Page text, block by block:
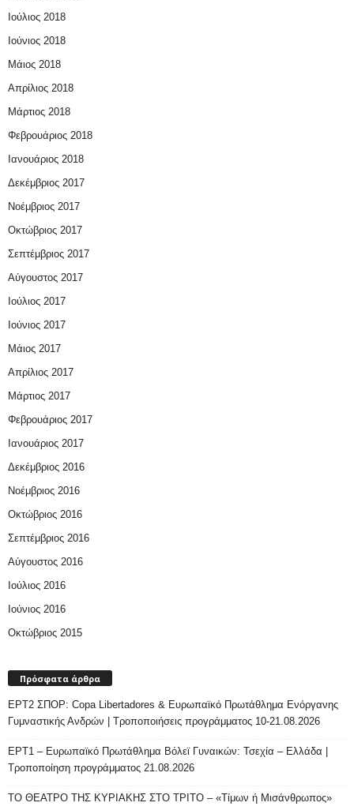
Ιούλιος 2018
Ιούνιος 2018
Μάιος 2018
Απρίλιος 2018
Μάρτιος 2018
Φεβρουάριος 2018
Ιανουάριος 2018
Δεκέμβριος 2017
Νοέμβριος 2017
Οκτώβριος 2017
Σεπτέμβριος 2017
Αύγουστος 2017
Ιούλιος 2017
Ιούνιος 2017
Μάιος 2017
Απρίλιος 2017
Μάρτιος 2017
Φεβρουάριος 2017
Ιανουάριος 2017
Δεκέμβριος 2016
Νοέμβριος 2016
Οκτώβριος 2016
Σεπτέμβριος 2016
Αύγουστος 2016
Ιούλιος 2016
Ιούνιος 2016
Οκτώβριος 2015
Πρόσφατα άρθρα
ΕΡΤ2 ΣΠΟΡ: Copa Libertadores & Ευρωπαϊκό Πρωτάθλημα Ενόργανης
Γυμναστικής Ανδρών | Τροποποιήσεις προγράμματος 10-21.08.2026
ΕΡΤ1 – Ευρωπαϊκό Πρωτάθλημα Βόλεϊ Γυναικών: Τσεχία – Ελλάδα |
Τροποποίηση προγράμματος 21.08.2026
ΤΟ ΘΕΑΤΡΟ ΤΗΣ ΚΥΡΙΑΚΗΣ ΣΤΟ ΤΡΙΤΟ – «Τίμων ή Μισάνθρωπος»